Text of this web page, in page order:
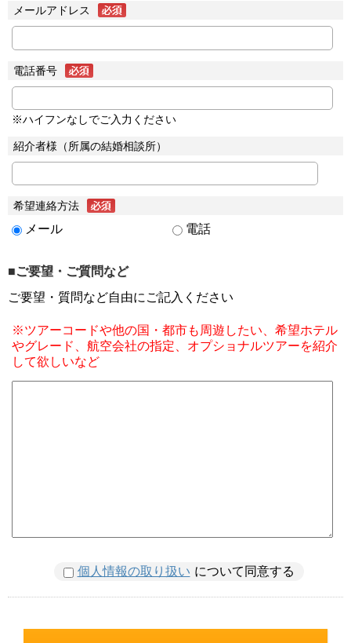
メールアドレス
電話番号
※ハイフンなしでご入力ください
紹介者様（所属の結婚相談所）
希望連絡方法
メール 電話
■ご要望・ご質問など
ご要望・質問など自由にご記入ください
※ツアーコードや他の国・都市も周遊したい、希望ホテル
やグレード、航空会社の指定、オプショナルツアーを紹介
して欲しいなど
個人情報の取り扱い について同意する